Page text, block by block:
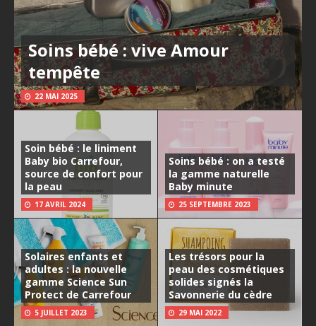
Soins bébé : vive Amour
tempête
22 MAI 2025
Soin bébé : le liniment
Baby bio Carrefour,
source de confort pour
la peau
17 AVRIL 2024
Soins bébé : on a testé
la gamme naturelle
Baby minute
25 SEPTEMBRE 2023
Solaires enfants et
adultes : la nouvelle
gamme Science Sun
Protect de Carrefour
5 JUILLET 2023
Les trésors pour la
peau des cosmétiques
solides signés la
Savonnerie du cèdre
29 MAI 2022